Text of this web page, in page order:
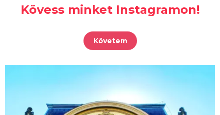
Kövess minket Instagramon!
Követem